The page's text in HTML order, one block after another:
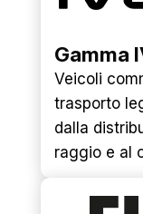
Gamma
Veicoli
trasporto
dalla
raggio e al